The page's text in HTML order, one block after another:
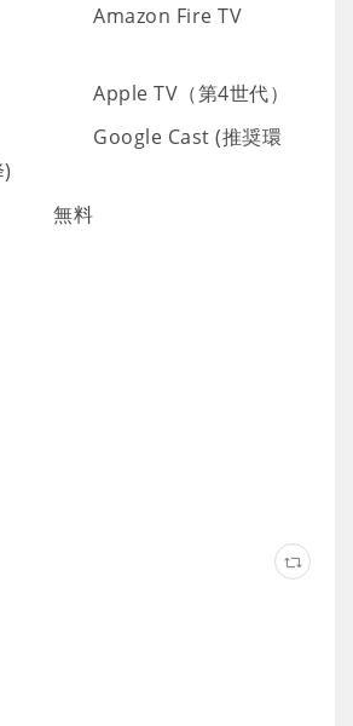
Fire TV
（第4世代）
Cast (推奨環
無料